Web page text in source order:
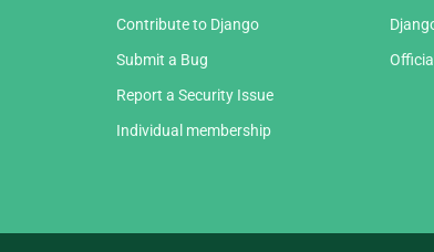
Contribute to Django
Submit a Bug
Report a Security Issue
Individual membership